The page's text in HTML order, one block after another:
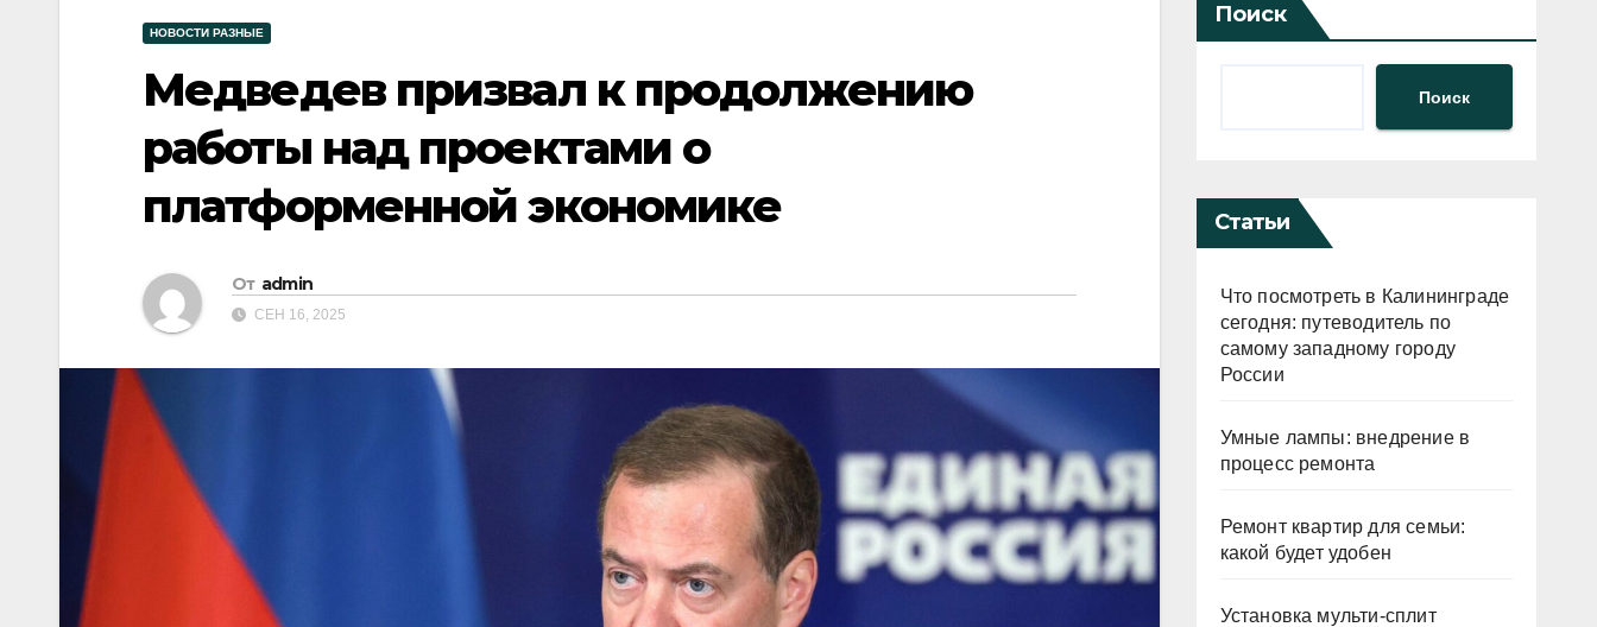
НОВОСТИ РАЗНЫЕ
Медведев призвал к продолжению
работы над проектами о
платформенной экономике
От admin
СЕН 16, 2025
Поиск
Поиск
Статьи
Что посмотреть в Калининграде
сегодня: путеводитель по
самому западному городу
России
Умные лампы: внедрение в
процесс ремонта
Ремонт квартир для семьи:
какой будет удобен
Установка мульти-сплит